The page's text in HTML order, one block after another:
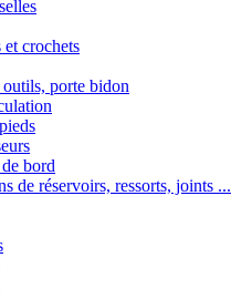
et crochets
outils, porte bidon
bord
de réservoirs, ressorts, joints ...